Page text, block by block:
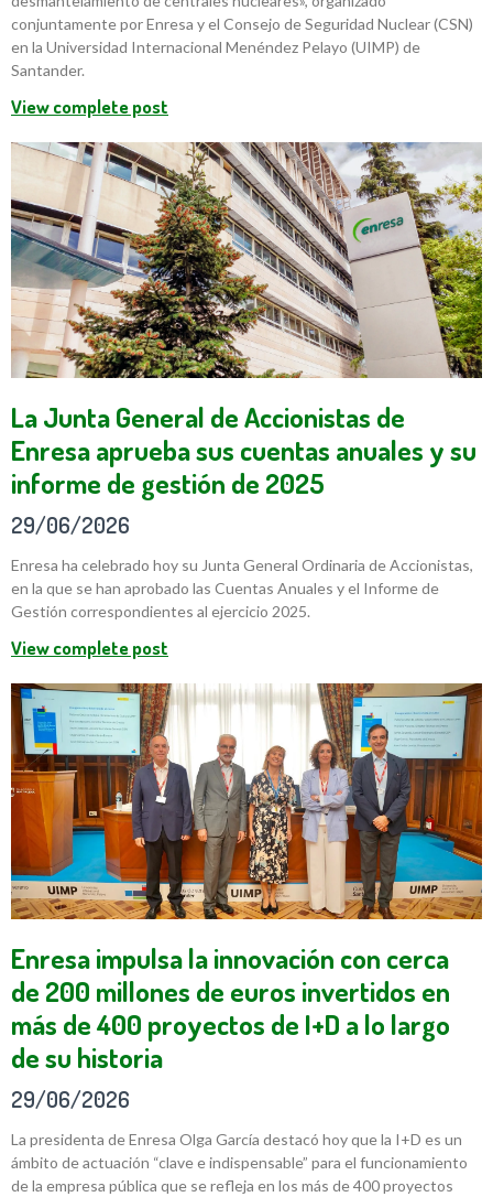
conjuntamente por Enresa y el Consejo de Seguridad Nuclear (CSN)
en la Universidad Internacional Menéndez Pelayo (UIMP) de
Santander.
View complete post
La Junta General de Accionistas de
Enresa aprueba sus cuentas anuales y su
informe de gestión de 2025
29/06/2026
Enresa ha celebrado hoy su Junta General Ordinaria de Accionistas,
en la que se han aprobado las Cuentas Anuales y el Informe de
Gestión correspondientes al ejercicio 2025.
View complete post
Enresa impulsa la innovación con cerca
de 200 millones de euros invertidos en
más de 400 proyectos de I+D a lo largo
de su historia
29/06/2026
La presidenta de Enresa Olga García destacó hoy que la I+D es un
ámbito de actuación “clave e indispensable” para el funcionamiento
de la empresa pública que se refleja en los más de 400 proyectos